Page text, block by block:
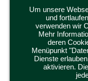
Um unsere
und
verwenden wir
Mehr
deren
Menüpunkt
Dienste
aktivieren.